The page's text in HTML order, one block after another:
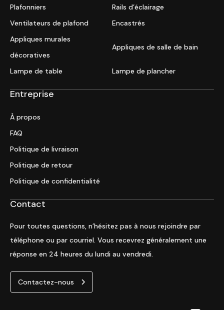
Plafonniers
Rails d’éclairage
Ventilateurs de plafond
Encastrés
Appliques murales
décoratives
Appliques de salle de bain
Lampe de table Lampe de plancher
Entreprise
À propos
FAQ
Politique de livraison
Politique de retour
Politique de confidentialité
Contact
Pour toutes questions, n’hésitez pas à nous rejoindre par
téléphone ou par courriel. Vous recevrez généralement une
réponse en 24 heures du lundi au vendredi.
Contactez-nous